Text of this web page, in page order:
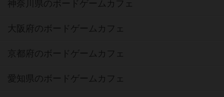
神奈川県のボードゲームカフェ
大阪府のボードゲームカフェ
京都府のボードゲームカフェ
愛知県のボードゲームカフェ